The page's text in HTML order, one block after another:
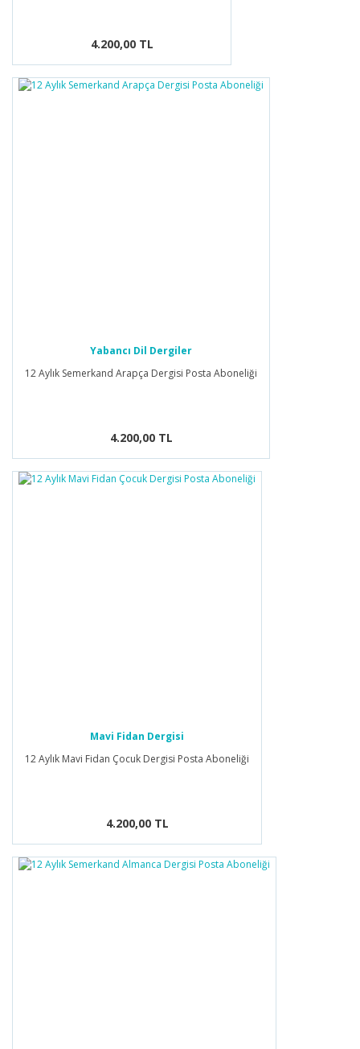
4.200,00 TL
Yabancı Dil Dergiler
12 Aylık Semerkand Arapça Dergisi Posta Aboneliği
4.200,00 TL
Mavi Fidan Dergisi
12 Aylık Mavi Fidan Çocuk Dergisi Posta Aboneliği
4.200,00 TL